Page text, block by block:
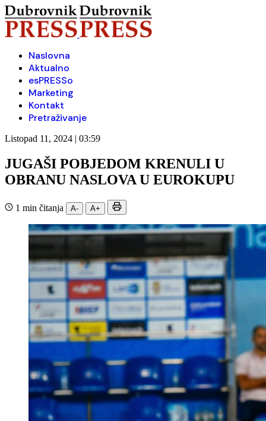
Naslovna
Aktualno
esPRESSo
Marketing
Kontakt
Pretraživanje
Listopad 11, 2024 | 03:59
JUGAŠI POBJEDOM KRENULI U
OBRANU NASLOVA U EUROKUPU
1 min čitanja A- A+